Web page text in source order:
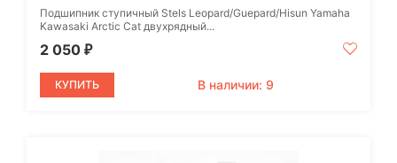
Подшипник ступичный Stels Leopard/Guepard/Hisun Yamaha
Kawasaki Arctic Cat двухрядный...
2 050 ₽
КУПИТЬ В наличии: 9